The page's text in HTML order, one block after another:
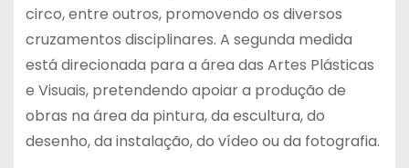
circo, entre outros, promovendo os diversos
cruzamentos disciplinares. A segunda medida
está direcionada para a área das Artes Plásticas
e Visuais, pretendendo apoiar a produção de
obras na área da pintura, da escultura, do
desenho, da instalação, do vídeo ou da fotografia.